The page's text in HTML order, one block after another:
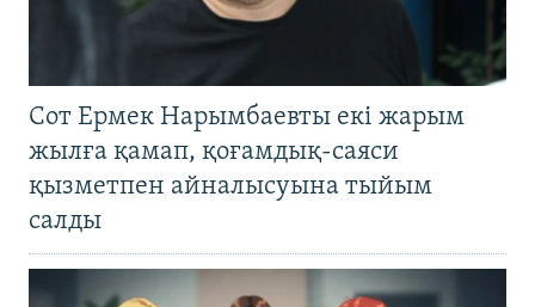
Сот Ермек Нарымбаевты екі жарым
жылға қамап, қоғамдық-саяси
қызметпен айналысуына тыйым
салды